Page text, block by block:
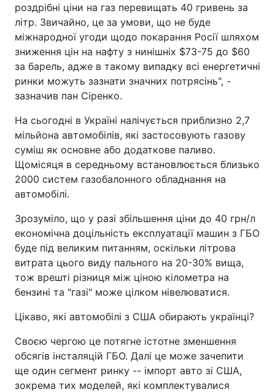
роздрібні ціни на газ перевищать 40 гривень за
літр. Звичайно, це за умови, що не буде
міжнародної угоди щодо покарання Росії шляхом
зниження цін на нафту з нинішніх $73-75 до $60
за барель, адже в такому випадку всі енергетичні
ринки можуть зазнати значних потрясінь", -
зазначив пан Сіренко.
На сьогодні в Україні налічується приблизно 2,7
мільйона автомобілів, які застосовують газову
суміш як основне або додаткове паливо.
Щомісяця в середньому встановлюється близько
2000 систем газобалонного обладнання на
автомобілі.
Зрозуміло, що у разі збільшення ціни до 40 грн/л
економічна доцільність експлуатації машин з ГБО
буде під великим питанням, оскільки літрова
витрата цього виду пального на 20-30% вища,
тож врешті різниця між ціною кілометра на
бензині та "газі" може цілком нівелюватися.
Цікаво, які автомобілі з США обирають українці?
Своєю чергою це потягне істотне зменшення
обсягів інсталяцій ГБО. Далі це може зачепити
ще один сегмент ринку -- імпорт авто зі США,
зокрема тих моделей, які комплектувалися